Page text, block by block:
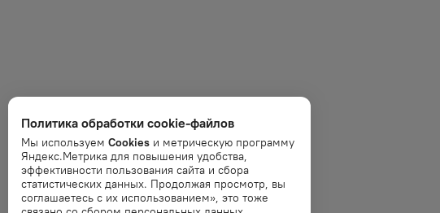
Политика обработки cookie-файлов
Мы используем Cookies и метрическую программу
Яндекс.Метрика для повышения удобства,
эффективности пользования сайта и сбора
статистических данных. Продолжая просмотр, вы
соглашаетесь с их использованием», это тоже